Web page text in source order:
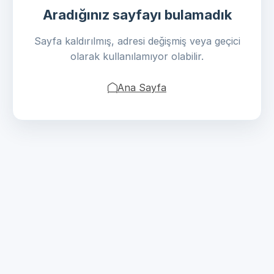
Aradığınız sayfayı bulamadık
Sayfa kaldırılmış, adresi değişmiş veya geçici
olarak kullanılamıyor olabilir.
Ana Sayfa